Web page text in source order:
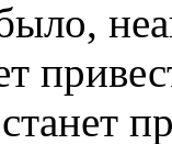
станет